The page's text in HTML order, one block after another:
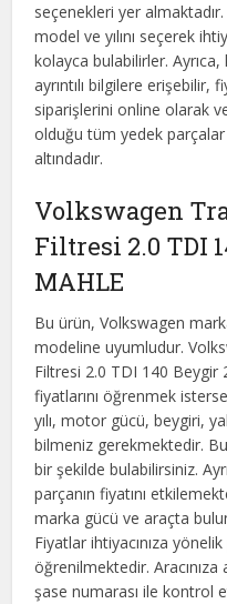
seçenekleri yer almaktadır.
model ve yılını seçerek
kolayca bulabilirler. Ayrıca,
ayrıntılı bilgilere erişebilir,
siparişlerini online olarak
olduğu tüm yedek
altındadır.
Volkswagen
Filtresi 2.0 TDI
MAHLE
Bu ürün, Volkswagen
modeline uyumludur.
Filtresi 2.0 TDI 140 Beygir
fiyatlarını öğrenmek
yılı, motor gücü, beygiri,
bilmeniz gerekmektedir. Bu
bir şekilde bulabilirsiniz.
parçanın fiyatını
marka gücü ve araçta
Fiyatlar ihtiyacınıza
öğrenilmektedir.
şase numarası ile kontrol